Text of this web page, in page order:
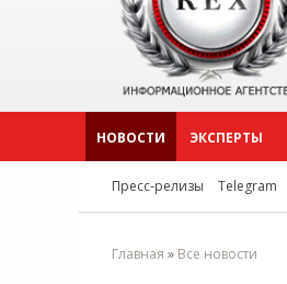
НОВОСТИ ЭКСПЕРТЫ
Пресс-релизы Telegram
Главная » Все новости